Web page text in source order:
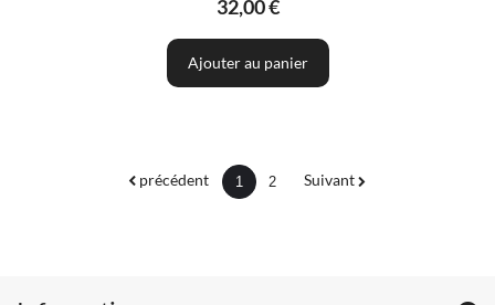
32,00 €
Ajouter au panier
précédent 1 2 Suivant